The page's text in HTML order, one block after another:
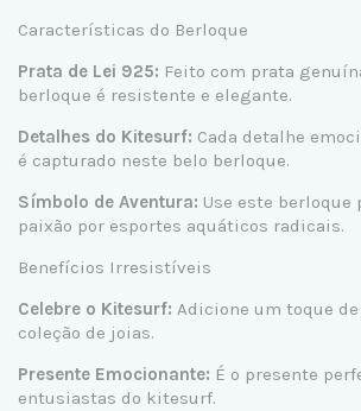
Características do Berloque
Prata de Lei 925: Feito com prata
berloque é resistente e elegante.
Detalhes do Kitesurf: Cada detalhe
é capturado neste belo berloque.
Símbolo de Aventura: Use este berloque
paixão por esportes aquáticos radicais.
Benefícios Irresistíveis
Celebre o Kitesurf: Adicione um toque
coleção de joias.
Presente Emocionante: É o presente
entusiastas do kitesurf.